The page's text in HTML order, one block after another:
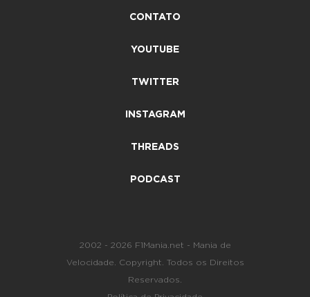
CONTATO
YOUTUBE
TWITTER
INSTAGRAM
THREADS
PODCAST
2002 - 2026 F1Mania.net - Mania de
Velocidade. Copyright. Todos os Direitos
Reservados.